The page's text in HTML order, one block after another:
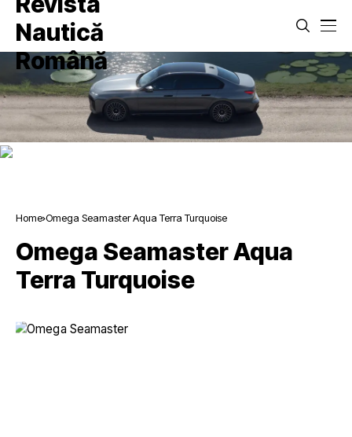
Home Omega Seamaster Aqua Terra Turquoise
Omega Seamaster Aqua
Terra Turquoise